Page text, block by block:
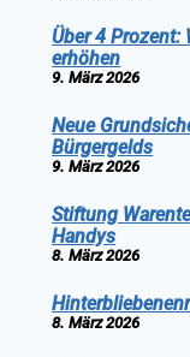
Über 4 Prozent:
erhöhen
9. März 2026
Neue
Bürgergelds
9. März 2026
Stiftung
Handys
8. März 2026
8. März 2026